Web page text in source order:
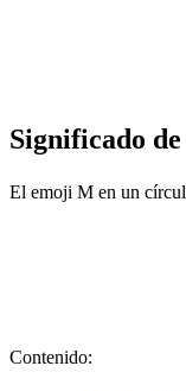
Significado
El emoji M en un
Contenido: